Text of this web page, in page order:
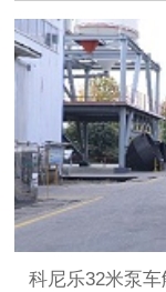
科尼乐32米泵